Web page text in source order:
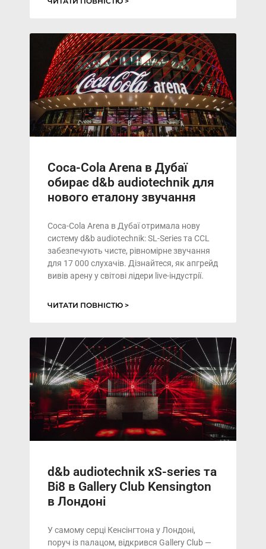
Coca-Cola Arena в Дубаї
обирає d&b audiotechnik для
нового еталону звучання
Coca-Cola Arena в Дубаї отримала нову
систему d&b audiotechnik: SL-Series та CCL
забезпечують чисте, рівномірне звучання
для 17 000 слухачів. Дізнайтеся, як апгрейд
вивів арену у світові лідери live-індустрії.
ЧИТАТИ ПОВНІСТЮ >
d&b audiotechnik xS-series та
Bi8 в Gallery Club Kensington
в Лондоні
У самому серці Кенсінгтона у Лондоні,
поруч із палацом, відкрився Gallery Club —